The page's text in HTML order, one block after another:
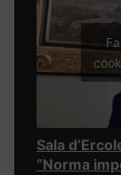
Sala
“Norma